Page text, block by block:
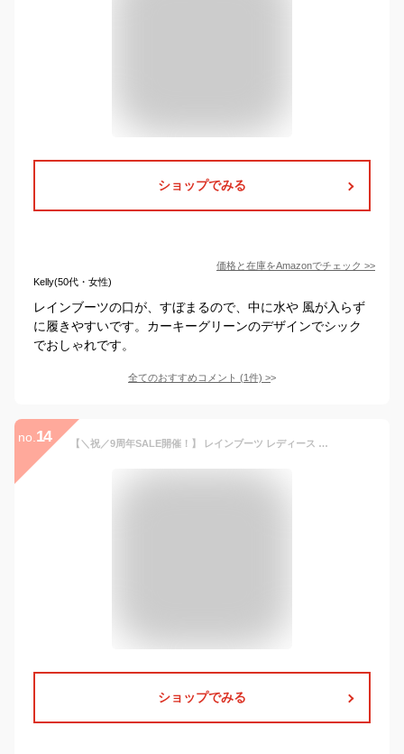
ショップでみる
価格と在庫をAmazonでチェック >>
Kelly(50代・女性)
レインブーツの口が、すぼまるので、中に水や 風が入らず
に履きやすいです。カーキーグリーンのデザインでシック
でおしゃれです。
全てのおすすめコメント (1件) >
no. 14 【＼祝／9周年SALE開催！】 レインブーツ レディース サイドベルト 折りたたみ レインブーツ ブラック 黒 ブラウン カーキ レインシューズ 靴 シューズ 折りたたみ コンパクト 持ち運び 収納 ロング丈 長靴 雨靴 雨 雪 防水 おしゃれ 人気 MILADY ML814 ミレディ
ショップでみる